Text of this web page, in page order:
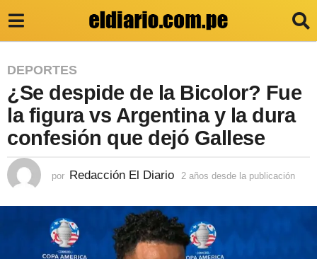
2
a
ñ
o
d
DEPORTES
¿Se despide de la Bicolor? Fue
la figura vs Argentina y la dura
confesión que dejó Gallese
por Redacción El Diario 2 años desde la publicación